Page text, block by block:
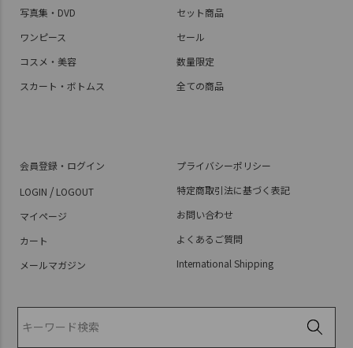
写真集・DVD
ワンピース
コスメ・美容
スカート・ボトムス
セット商品
セール
数量限定
全ての商品
会員登録・ログイン
LOGIN / LOGOUT
マイページ
カート
メールマガジン
プライバシーポリシー
特定商取引法に基づく表記
お問い合わせ
よくあるご質問
International Shipping